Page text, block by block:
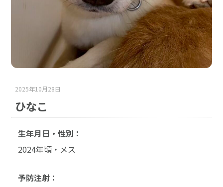
2025年10月28日
ひなこ
生年月日・性別：
2024年頃・メス
予防注射：